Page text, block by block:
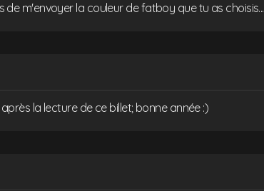
de m'envoyer la couleur de fatboy que tu as choisis...
la lecture de ce billet; bonne année :)